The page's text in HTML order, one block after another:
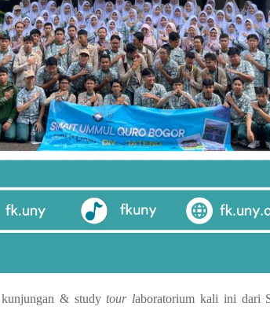
& studytour laboratorium kali ini dari